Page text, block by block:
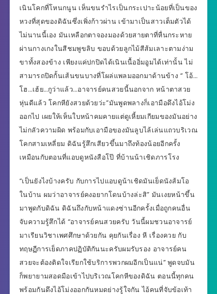
เนินโคกที่โหนกนูน เห็นขนรำไรเป็นกระเปาะน้อยที่เป็นของ
หวงที่สุดของดิฉันซึ่งเพิ่งก้าวผ่าน เข้ามาเป็นสาวเต็มตัวได้
ไม่นานนี้เอง มันเหลือกตาจองมองด้วยสายตาที่หื่นกระหาย
ผ่านกางเกงในสีชมพูขลิบ ขอบด้วยลูกไม้สีส้มเลาะตามง่าม
ขาทั้งสองข้าง เพียงแค่ปกปิดได้เนินเนื้ออิ่มอูมได้เท่านั้น ไม่
สามารถปิดกั้นเส้นขนบางที่โผล่แพลมออกมาด้านข้าง “ โอ้…
โฮ…เฮ้ย…กูว่าแล้ว…อาจารย์คนสวยนี้นอกจาก หน้าตาสวย
หุ่นดีแล้ว โคกหียังสวยด้วยว่ะ”มันพูดพลางก็เอามือดึงไอ้โม่ง
ออกไป เผยให้เห็นใบหน้าคมคายแต่ดูเหี้ยมเกียมของมันอย่าง
ไม่กลัวความผิด พร้อมกับเอามือของมันลูบไล้เล่นแถวบริเวณ
โคกสามเหลี่ยม ดิฉันรู้สึกเสียวขึ้นมาถึงท้องน้อยอีกครั้ง
เหมือนกับตอนที่แอบดูหนังสือโป๊ ที่บ้านน้าเชิดภารโรง
“เป็นยังไงบ้างครับ กับการไปแอบดูน้าเชิดมันเย็ดนังส้มโอ
ในบ้าน ผมว่าอาจารย์คงอยากโดนบ้างล่ะสิ” มันเงยหน้าขึ้น
มาพูดกับดิฉัน ดิฉันถึงกับหน้าแดงซ่านอีกครั้งเมื่อถูกคนอื่น
จับความรู้สึกได้ “อาจารย์คนสวยครับ วันนี้ผมชวนอาจารย์
มาเรียนวิชาเพศศึกษาด้วยกัน คุยกันเรื่อง หี เรื่องควย กับ
ทฤษฏีการเย็ดภาคปฏิบัติกันนะครับผมรับรอง อาจารย์คน
สวยจะต้องติดใจเรียกใช้บริการพวกผมอีกเป็นแน่” พูดจบมัน
ก็พยายามสอดมือเข้าไปบริเวณโคกหีของดิฉัน ตอนนี้ทุกคน
พร้อมกันดึงไอ้โม่งออกกันหมดย่างรู้ใจกัน ไอ้คนที่จับข้อเท้า